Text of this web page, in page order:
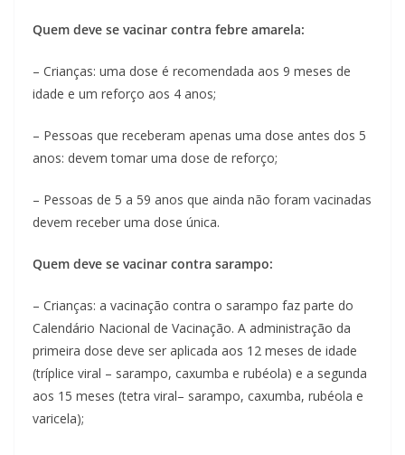
Quem deve se vacinar contra febre amarela:
– Crianças: uma dose é recomendada aos 9 meses de
idade e um reforço aos 4 anos;
– Pessoas que receberam apenas uma dose antes dos 5
anos: devem tomar uma dose de reforço;
– Pessoas de 5 a 59 anos que ainda não foram vacinadas
devem receber uma dose única.
Quem deve se vacinar contra sarampo:
– Crianças: a vacinação contra o sarampo faz parte do
Calendário Nacional de Vacinação. A administração da
primeira dose deve ser aplicada aos 12 meses de idade
(tríplice viral – sarampo, caxumba e rubéola) e a segunda
aos 15 meses (tetra viral– sarampo, caxumba, rubéola e
varicela);